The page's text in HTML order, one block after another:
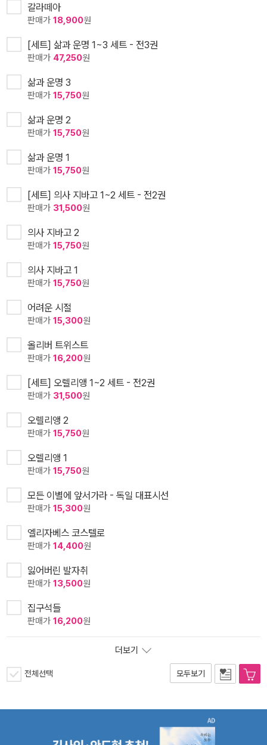
갈라떼아
판매가 18,900원
[세트] 삶과 운명 1~3 세트 - 전3권
판매가 47,250원
삶과 운명 3
판매가 15,750원
삶과 운명 2
판매가 15,750원
삶과 운명 1
판매가 15,750원
[세트] 의사 지바고 1~2 세트 - 전2권
판매가 31,500원
의사 지바고 2
판매가 15,750원
의사 지바고 1
판매가 15,750원
어려운 시절
판매가 15,300원
올리버 트위스트
판매가 16,200원
[세트] 오렐리앵 1~2 세트 - 전2권
판매가 31,500원
오렐리앵 2
판매가 15,750원
오렐리앵 1
판매가 15,750원
모든 이별에 앞서가라 - 독일 대표시선
판매가 15,300원
엘리자베스 코스텔로
판매가 14,400원
잃어버린 발자취
판매가 13,500원
집구석들
판매가 16,200원
더보기
전체선택 모두보기